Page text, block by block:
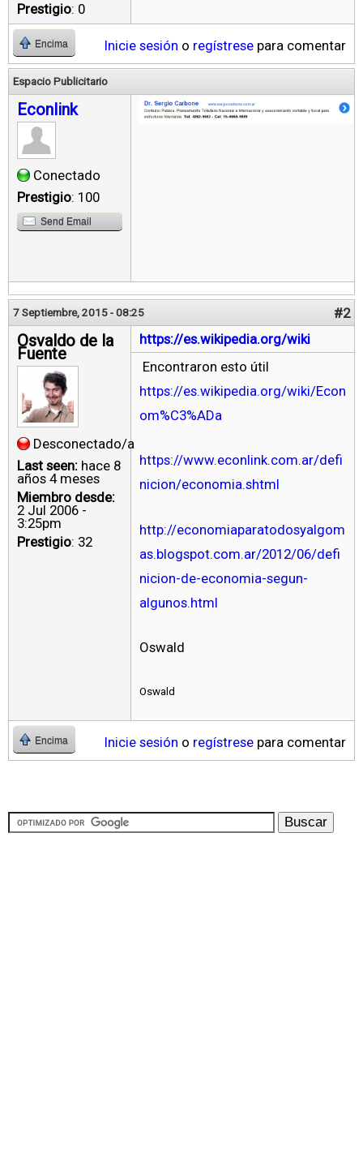
Prestigio: 0
Encima Inicie sesión o regístrese para comentar
Espacio Publicitario
Econlink
Conectado
Prestigio: 100
Send Email
7 Septiembre, 2015 - 08:25 #2
Osvaldo de la
Fuente
Desconectado/a
Last seen: hace 8
años 4 meses
Miembro desde:
2 Jul 2006 -
3:25pm
Prestigio: 32
https://es.wikipedia.org/wiki
Encontraron esto útil
https://es.wikipedia.org/wiki/Econ
om%C3%ADa
https://www.econlink.com.ar/defi
nicion/economia.shtml
http://economiaparatodosyalgom
as.blogspot.com.ar/2012/06/defi
nicion-de-economia-segun-
algunos.html
Oswald
Oswald
Encima Inicie sesión o regístrese para comentar